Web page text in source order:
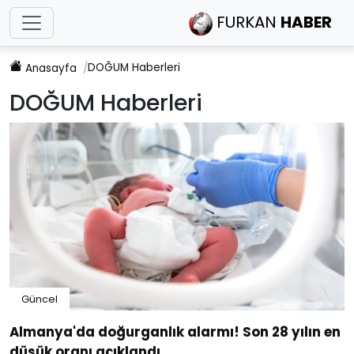
FURKAN HABER
Anasayfa DOĞUM Haberleri
DOĞUM Haberleri
Güncel
Almanya'da doğurganlık alarmı! Son 28 yılın en